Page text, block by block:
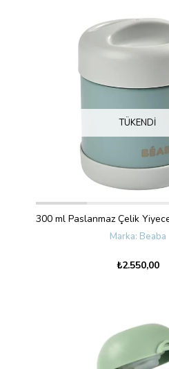
TÜKENDI
Beaba
₺2.550,00